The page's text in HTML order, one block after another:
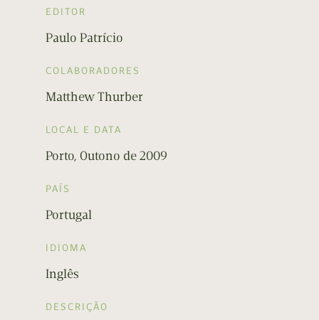
EDITOR
Paulo Patrício
COLABORADORES
Matthew Thurber
LOCAL E DATA
Porto, Outono de 2009
PAÍS
Portugal
IDIOMA
Inglês
DESCRIÇÃO